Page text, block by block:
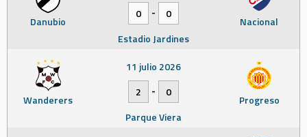
Danubio Nacional
0
-
0
Estadio Jardines
Wanderers Progreso
11 julio 2026
2
-
0
Parque Viera